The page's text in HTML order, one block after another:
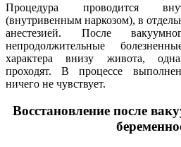
Процедура проводится
(внутривенным наркозом), в
анестезией. После
непродолжительные
характера внизу живота,
проходят. В процессе
ничего не чувствует.
Восстановление после